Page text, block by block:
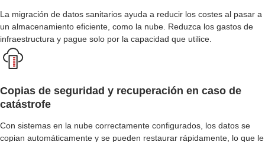
La migración de datos sanitarios ayuda a reducir los costes al pasar a
un almacenamiento eficiente, como la nube. Reduzca los gastos de
infraestructura y pague solo por la capacidad que utilice.
Copias de seguridad y recuperación en caso de
catástrofe
Con sistemas en la nube correctamente configurados, los datos se
copian automáticamente y se pueden restaurar rápidamente, lo que le